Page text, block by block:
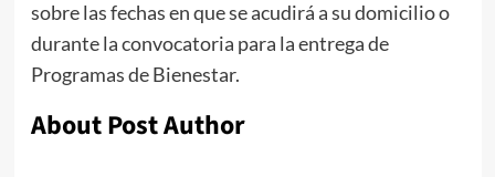
sobre las fechas en que se acudirá a su domicilio o
durante la convocatoria para la entrega de
Programas de Bienestar.
About Post Author